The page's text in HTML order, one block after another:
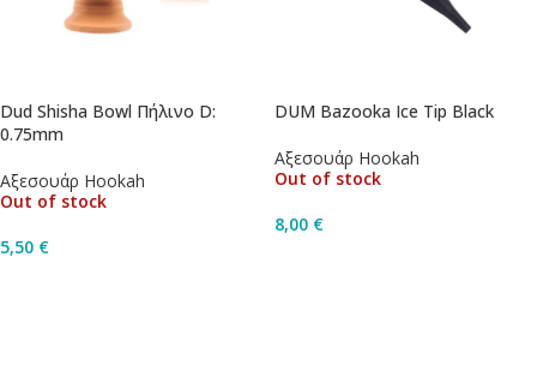
Dud Shisha Bowl Πήλινο D:
0.75mm
Αξεσουάρ Hookah
Out of stock
5,50 €
DUM Bazooka Ice Tip Black
Αξεσουάρ Hookah
Out of stock
8,00 €